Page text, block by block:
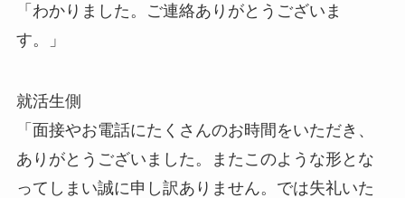
「わかりました。ご連絡ありがとうございま
す。」
就活生側
「面接やお電話にたくさんのお時間をいただき、
ありがとうございました。またこのような形とな
ってしまい誠に申し訳ありません。では失礼いた